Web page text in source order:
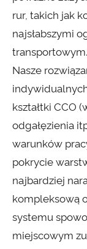
rur, takich jak
najsłabszymi
transportowym.
Nasze
kształtki CCO
odgałęzienia
warunków
pokrycie
najbardziej
kompleksową
systemu
miejscowym